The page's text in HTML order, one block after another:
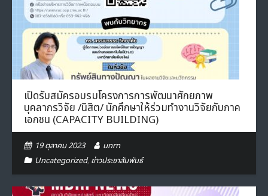
เปิดรับสมัครอบรมโครงการการพัฒนาศักยภาพ
บุคลากรวิจัย /นิสิต/ นักศึกษาให้ร่วมทำงานวิจัยกับภาค
เอกชน (CAPACITY BUILDING)
19 ตุลาคม 2023
unrn
Uncategorized, ข่าวประชาสัมพันธ์